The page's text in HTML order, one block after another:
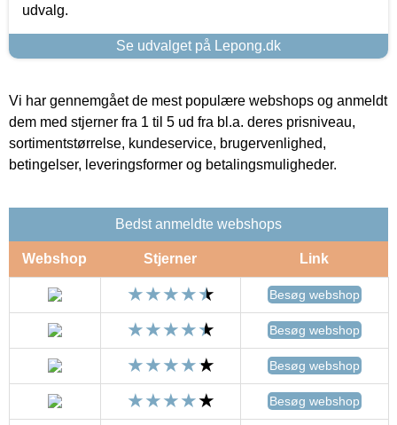
udvalg.
Se udvalget på Lepong.dk
Vi har gennemgået de mest populære webshops og anmeldt
dem med stjerner fra 1 til 5 ud fra bl.a. deres prisniveau,
sortimentstørrelse, kundeservice, brugervenlighed,
betingelser, leveringsformer og betalingsmuligheder.
Bedst anmeldte webshops
Webshop Stjerner Link
Besøg webshop
Besøg webshop
Besøg webshop
Besøg webshop